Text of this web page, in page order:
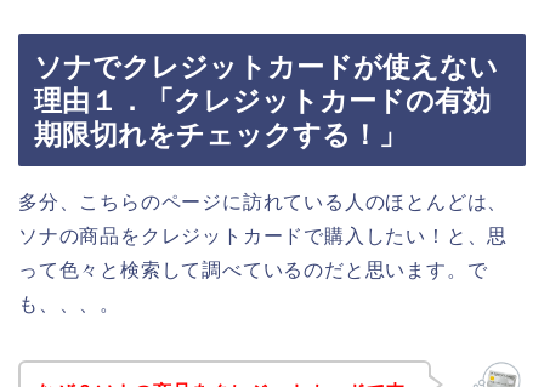
ソナでクレジットカードが使えない
理由１．「クレジットカードの有効
期限切れをチェックする！」
多分、こちらのページに訪れている人のほとんどは、
ソナの商品をクレジットカードで購入したい！と、思
って色々と検索して調べているのだと思います。で
も、、、。